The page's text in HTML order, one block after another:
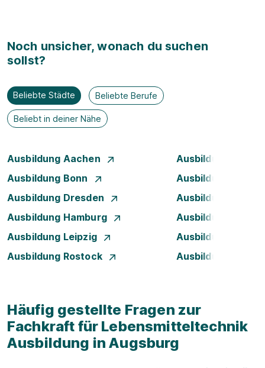
Noch unsicher, wonach du suchen
sollst?
Beliebte Städte Beliebte Berufe
Beliebt in deiner Nähe
Ausbildung Aachen
Ausbildung Berlin
Ausbildung Bonn
Ausbildung
Ausbildung Dresden
Ausbildung
Ausbildung Hamburg
Ausbildung
Ausbildung Leipzig
Ausbildung
Ausbildung Rostock
Ausbildung
Häufig gestellte Fragen zur
Fachkraft für Lebensmitteltechnik
Ausbildung in Augsburg